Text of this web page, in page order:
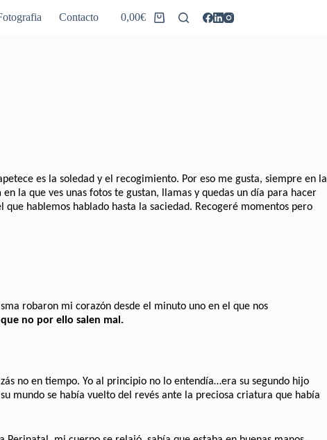
Contacto
Carro
0,00€
es la soledad y el recogimiento. Por eso me gusta, siempre en la
en la que ves unas fotos te gustan, llamas y quedas un día para hacer
hablemos hablado hasta la saciedad. Recogeré momentos pero
robaron mi corazón desde el minuto uno en el que nos
no por ello salen mal.
no en tiempo. Yo al principio no lo entendía…era su segundo hijo
mundo se había vuelto del revés ante la preciosa criatura que había